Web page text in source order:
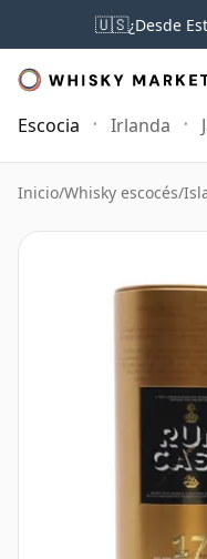
🇺🇸¿Desde
Escocia Irlanda
Inicio/Whisky escocés/